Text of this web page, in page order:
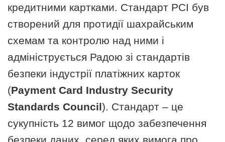
кредитними картками. Стандарт PCI був
створений для протидії шахрайським
схемам та контролю над ними і
адмініструється Радою зі стандартів
безпеки індустрії платіжних карток
(Payment Card Industry Security
Standards Council). Стандарт – це
сукупність 12 вимог щодо забезпечення